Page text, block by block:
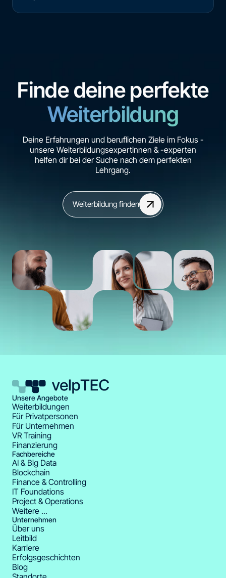
Finde deine perfekte
Weiterbildung
Deine Erfahrungen und beruflichen Ziele im Fokus -
unsere Weiterbildungsexpertinnen & -experten
helfen dir bei der Suche nach dem perfekten
Lehrgang.
Weiterbildung finden
Unsere Angebote
Weiterbildungen
Für Privatpersonen
Für Unternehmen
VR Training
Finanzierung
Fachbereiche
AI & Big Data
Blockchain
Finance & Controlling
IT Foundations
Project & Operations
Weitere ...
Unternehmen
Über uns
Leitbild
Karriere
Erfolgsgeschichten
Blog